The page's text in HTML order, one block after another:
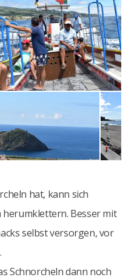
hat, kann sich
herumklettern. Besser mit
selbst versorgen, vor
Schnorcheln dann noch